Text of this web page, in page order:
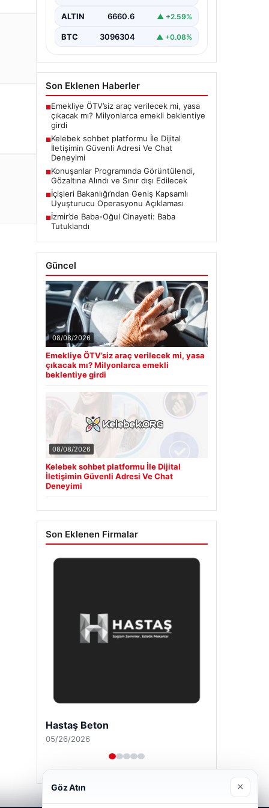
birçok…
ALTIN 6660.6 ▲ +2.59%
BTC 3096304 ▲ +0.08%
Son Eklenen Haberler
■Emekliye ÖTV’siz araç verilecek mi, yasa
çıkacak mı? Milyonlarca emekli beklentiye
girdi
■Kelebek sohbet platformu İle Dijital
İletişimin Güvenli Adresi Ve Chat
Deneyimi
■Konuşanlar Programında Görüntülendi,
Gözaltına Alındı ve Sınır dışı Edilecek
■İçişleri Bakanlığı’ndan Geniş Kapsamlı
Uyuşturucu Operasyonu Açıklaması
■İzmir’de Baba-Oğul Cinayeti: Baba
Tutuklandı
Güncel
08/08/2026
Emekliye ÖTV’siz araç verilecek mi, yasa
çıkacak mı? Milyonlarca emekli
beklentiye girdi
08/08/2026
Kelebek sohbet platformu İle Dijital
İletişimin Güvenli Adresi Ve Chat
Deneyimi
Son Eklenen Firmalar
Hastaş Beton
05/26/2026
Göz Atın ×